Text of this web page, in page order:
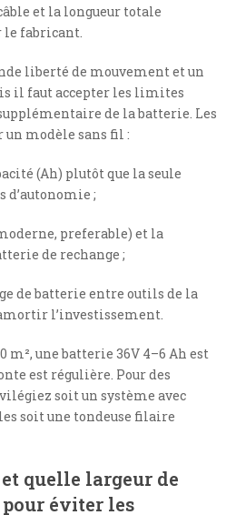
et la longueur totale
fabricant.
liberté de mouvement et un
il faut accepter les limites
de la batterie. Les
modèle sans fil :
(Ah) plutôt que la seule
;
preferable) et la
de rechange ;
de batterie entre outils de la
l’investissement.
m², une batterie 36V 4–6 Ah est
est régulière. Pour des
soit un système avec
soit une tondeuse filaire
quelle largeur de
éviter les